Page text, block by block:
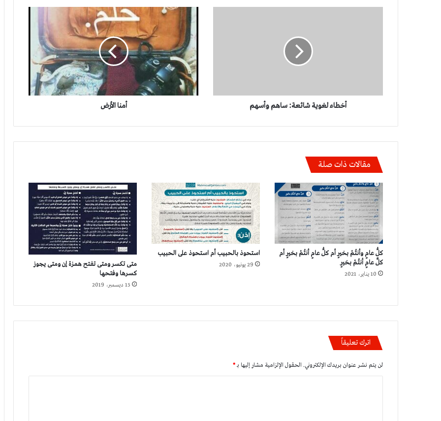
اليتيم والعجي واللطيم والفرق بينهم
أخطاء لغوية شائعة: ساهم وأسهم
أمنا
الأرض
أمنا الأرض
مقالات ذات صلة
كلُّ عامٍ وأنتُمْ بخيرٍ أم كلُّ عامٍ أنتُمْ بخيرٍ أم
كلَّ عامٍ أنتُمْ بخيرٍ
10 يناير، 2021
استحوذ بالحبيب أم استحوذ على الحبيب
29 يونيو، 2020
متى تكسر ومتى تفتح همزة إن ومتى يجوز
كسرها وفتحها
15 ديسمبر، 2019
اترك تعليقاً
لن يتم نشر عنوان بريدك الإلكتروني. الحقول الإلزامية مشار إليها بـ*